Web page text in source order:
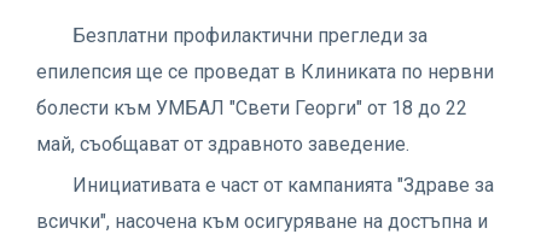
Безплатни профилактични прегледи за
епилепсия ще се проведат в Клиниката по нервни
болести към УМБАЛ "Свети Георги" от 18 до 22
май, съобщават от здравното заведение.
Инициативата е част от кампанията "Здраве за
всички", насочена към осигуряване на достъпна и